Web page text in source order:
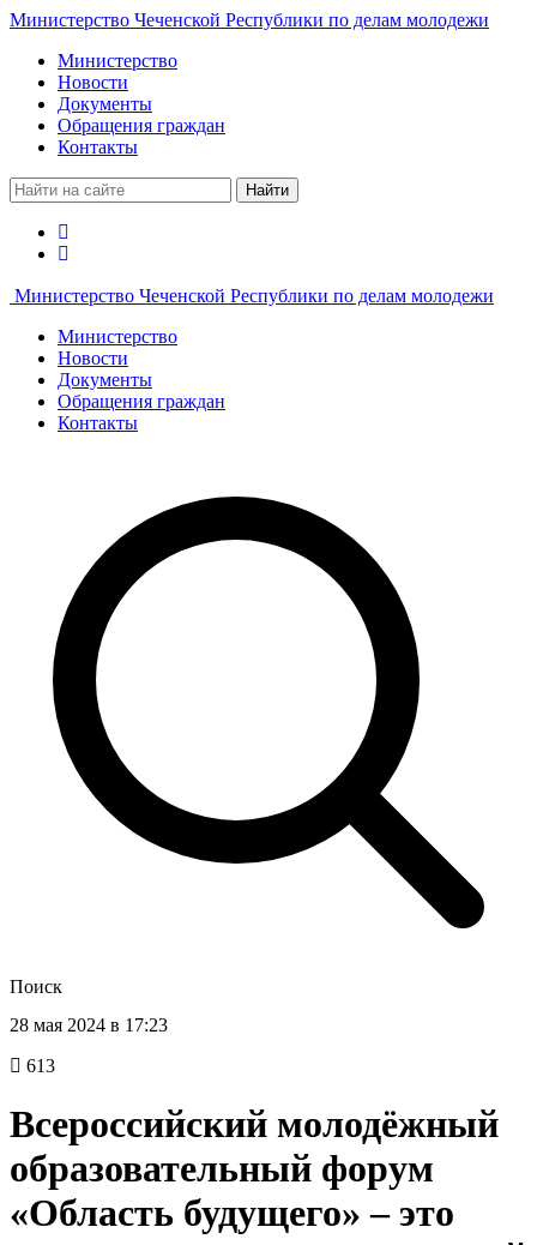
Министерство Чеченской Республики по делам молодежи
Министерство
Новости
Документы
Обращения граждан
Контакты
Найти
Министерство Чеченской Республики по делам молодежи
Министерство
Новости
Документы
Обращения граждан
Контакты
Поиск
28 мая 2024 в 17:23
613
Всероссийский молодёжный
образовательный форум
«Область будущего» – это